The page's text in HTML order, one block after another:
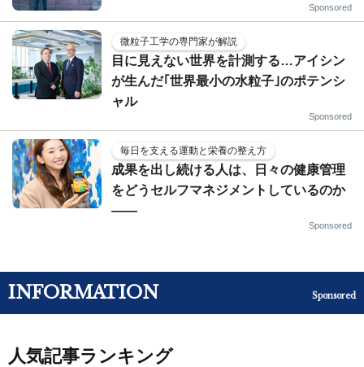
Sponsored
微粒子工学の専門家が解説
目に見えない世界を計測する…アイシン
が生んだ｢世界最小の水粒子｣のポテンシ
ャル
Sponsored
毎日を支える運動と栄養の整え方
成果を出し続ける人は、日々の健康管理
をどうセルフマネジメントしているのか
——
Sponsored
INFORMATION Sponsored
人気記事ランキング